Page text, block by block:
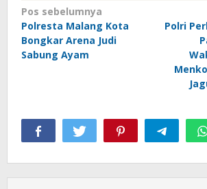
Navigasi
pos
Pos sebelumnya
Polresta Malang Kota
Bongkar Arena Judi
Sabung Ayam
Polri